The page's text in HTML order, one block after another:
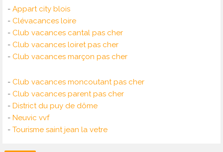
- Appart city blois
- Clévacances loire
- Club vacances cantal pas cher
- Club vacances loiret pas cher
- Club vacances marçon pas cher
- Club vacances moncoutant pas cher
- Club vacances parent pas cher
- District du puy de dôme
- Neuvic vvf
- Tourisme saint jean la vetre